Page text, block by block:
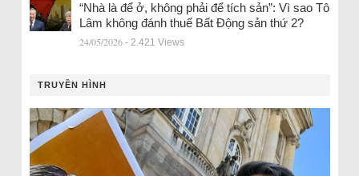
“Nhà là để ở, không phải để tích sản”: Vì sao Tô
Lâm không đánh thuế Bất Động sản thứ 2?
24/05/2026 - 2.421 Views
TRUYỀN HÌNH